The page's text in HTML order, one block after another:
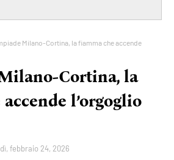
Milano-Cortina, la fiamma che accende
Cortina, la
l’orgoglio
febbraio 24, 2026